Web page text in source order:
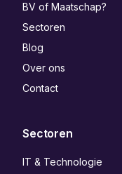
BV of Maatschap?
Sectoren
Blog
Over ons
Contact
Sectoren
IT & Technologie